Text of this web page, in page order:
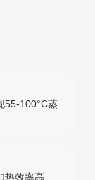
55-100°C蒸
热效率高